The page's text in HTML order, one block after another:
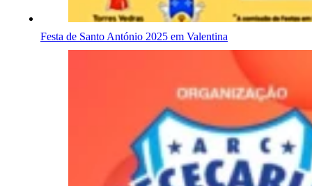
Festa de Santo António 2025 em Valentina